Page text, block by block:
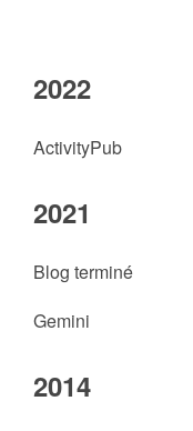
2022
ActivityPub
2021
Blog terminé
Gemini
2014